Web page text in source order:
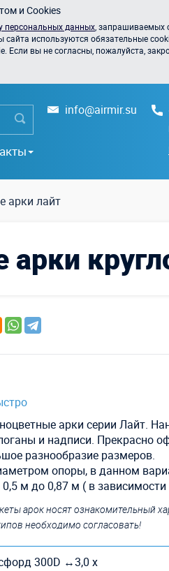
и Cookies
персональных данных ,
используются обязательные
вы не согласны, пожалуйста,
info@airmir.su
арки лайт
арки серии Лайт.
и надписи. Прекрасно
разнообразие размеров.
опоры, в данном
0,5 м до 0,87 м ( в
арок носят ознакомительный
необходимо согласовать!
300D ↔3,0 х